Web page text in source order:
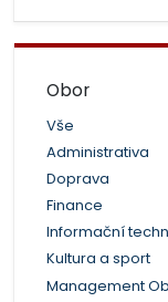
Obor
Vše
Administrativa
Doprava
Finance
Informační
Kultura a sport
Management